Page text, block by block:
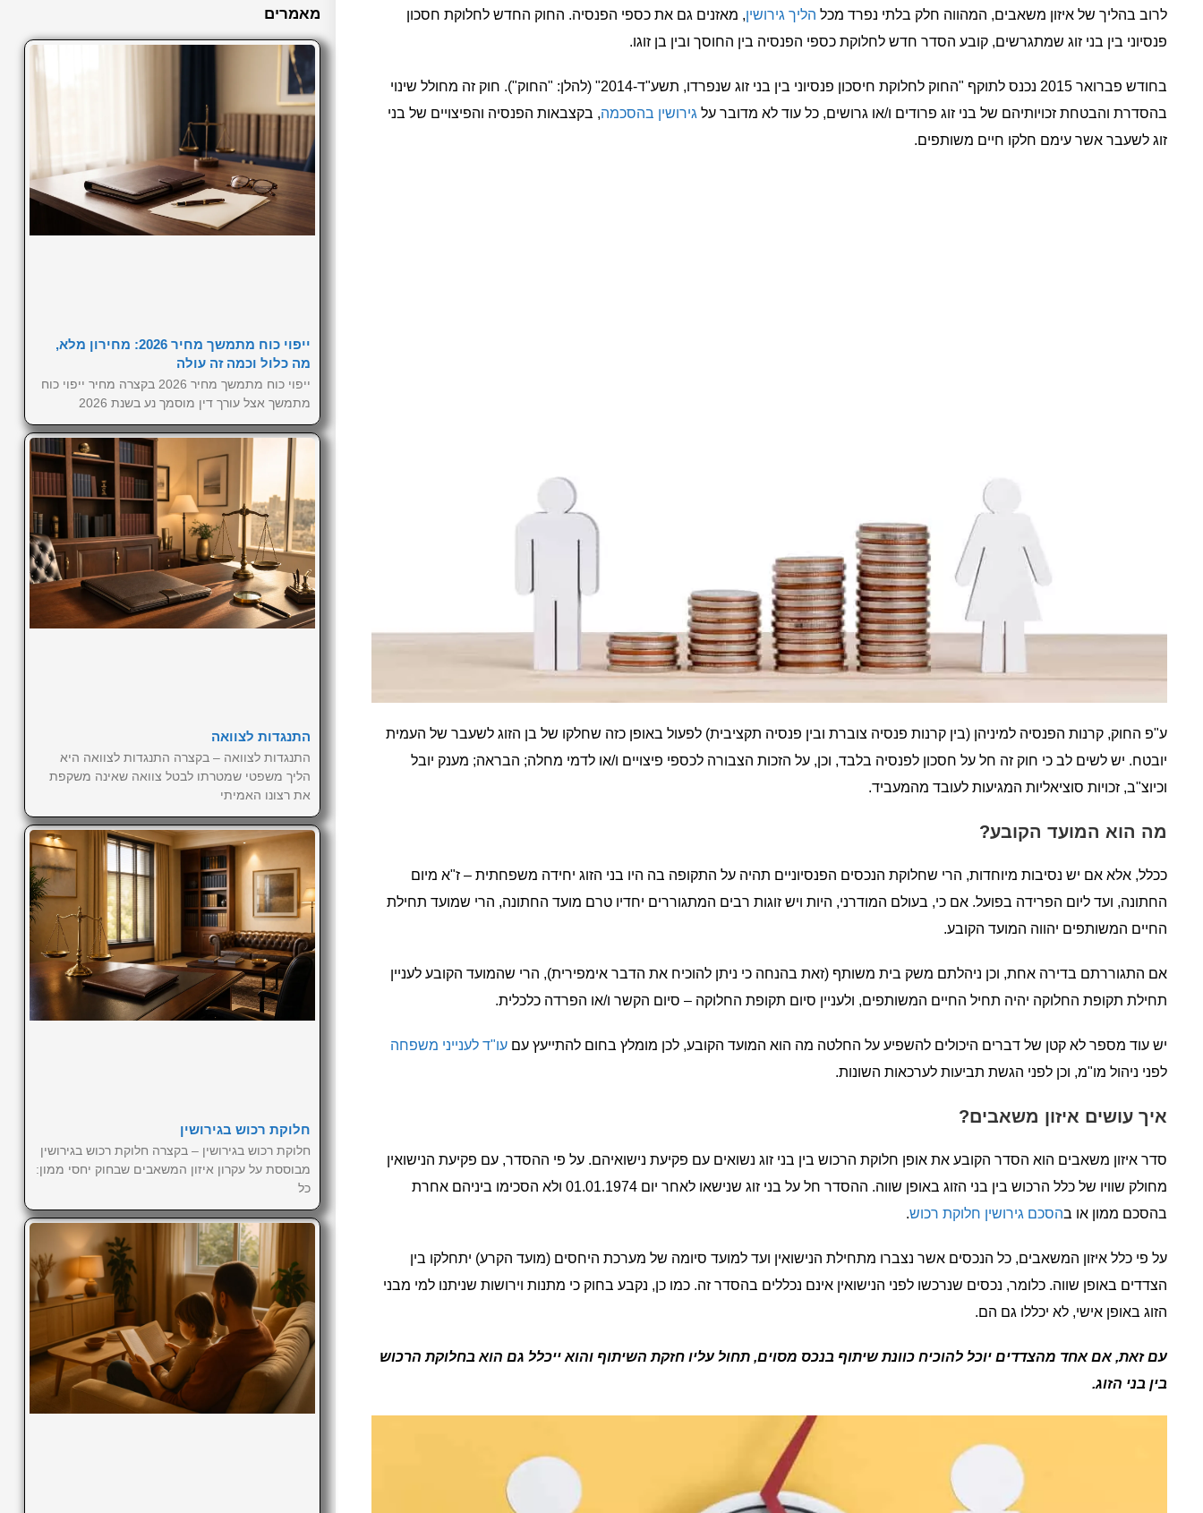
לרוב בהליך של איזון משאבים, המהווה חלק בלתי נפרד מכל הליך גירושין, מאזנים גם את כספי הפנסיה. החוק החדש לחלוקת חסכון
פנסיוני בין בני זוג שמתגרשים, קובע הסדר חדש לחלוקת כספי הפנסיה בין החוסך ובין בן זוגו.
בחודש פברואר 2015 נכנס לתוקף "החוק לחלוקת חיסכון פנסיוני בין בני זוג שנפרדו, תשע"ד-2014" (להלן: "החוק"). חוק זה מחולל שינוי
בהסדרת והבטחת זכויותיהם של בני זוג פרודים ו/או גרושים, כל עוד לא מדובר על גירושין בהסכמה, בקצבאות הפנסיה והפיצויים של בני
זוג לשעבר אשר עימם חלקו חיים משותפים.
ע"פ החוק, קרנות הפנסיה למיניהן (בין קרנות פנסיה צוברת ובין פנסיה תקציבית) לפעול באופן כזה שחלקו של בן הזוג לשעבר של העמית
יובטח. יש לשים לב כי חוק זה חל על חסכון לפנסיה בלבד, וכן, על הזכות הצבורה לכספי פיצויים ו/או לדמי מחלה; הבראה; מענק יובל
וכיוצ"ב, זכויות סוציאליות המגיעות לעובד מהמעביד.
מה הוא המועד הקובע?
ככלל, אלא אם יש נסיבות מיוחדות, הרי שחלוקת הנכסים הפנסיוניים תהיה על התקופה בה היו בני הזוג יחידה משפחתית – ז"א מיום
החתונה, ועד ליום הפרידה בפועל. אם כי, בעולם המודרני, היות ויש זוגות רבים המתגוררים יחדיו טרם מועד החתונה, הרי שמועד תחילת
החיים המשותפים יהווה המועד הקובע.
אם התגוררתם בדירה אחת, וכן ניהלתם משק בית משותף (זאת בהנחה כי ניתן להוכיח את הדבר אימפירית), הרי שהמועד הקובע לעניין
תחילת תקופת החלוקה יהיה תחיל החיים המשותפים, ולעניין סיום תקופת החלוקה – סיום הקשר ו/או הפרדה כלכלית.
יש עוד מספר לא קטן של דברים היכולים להשפיע על החלטה מה הוא המועד הקובע, לכן מומלץ בחום להתייעץ עם עו"ד לענייני משפחה
לפני ניהול מו"מ, וכן לפני הגשת תביעות לערכאות השונות.
איך עושים איזון משאבים?
סדר איזון משאבים הוא הסדר הקובע את אופן חלוקת הרכוש בין בני זוג נשואים עם פקיעת נישואיהם. על פי ההסדר, עם פקיעת הנישואין
מחולק שוויו של כלל הרכוש בין בני הזוג באופן שווה. ההסדר חל על בני זוג שנישאו לאחר יום 01.01.1974 ולא הסכימו ביניהם אחרת
בהסכם ממון או בהסכם גירושין חלוקת רכוש.
על פי כלל איזון המשאבים, כל הנכסים אשר נצברו מתחילת הנישואין ועד למועד סיומה של מערכת היחסים (מועד הקרע) יתחלקו בין
הצדדים באופן שווה. כלומר, נכסים שנרכשו לפני הנישואין אינם נכללים בהסדר זה. כמו כן, נקבע בחוק כי מתנות וירושות שניתנו למי מבני
הזוג באופן אישי, לא יכללו גם הם.
עם זאת, אם אחד מהצדדים יוכל להוכיח כוונת שיתוף בנכס מסוים, תחול עליו חזקת השיתוף והוא ייכלל גם הוא בחלוקת הרכוש
בין בני הזוג.
מאמרים
ייפוי כוח מתמשך מחיר 2026: מחירון מלא,
מה כלול וכמה זה עולה
ייפוי כוח מתמשך מחיר 2026 בקצרה מחיר ייפוי כוח
מתמשך אצל עורך דין מוסמך נע בשנת 2026
התנגדות לצוואה
התנגדות לצוואה – בקצרה התנגדות לצוואה היא
הליך משפטי שמטרתו לבטל צוואה שאינה משקפת
את רצונו האמיתי
חלוקת רכוש בגירושין
חלוקת רכוש בגירושין – בקצרה חלוקת רכוש בגירושין
מבוססת על עקרון איזון המשאבים שבחוק יחסי ממון:
כל